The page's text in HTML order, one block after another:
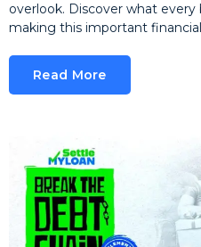
overlook. Discover what
making this important
Read More